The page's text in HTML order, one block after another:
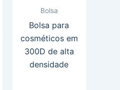
Bolsa
Bolsa para
cosméticos em
300D de alta
densidade